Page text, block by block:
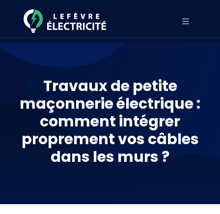
Travaux de petite
maçonnerie électrique :
comment intégrer
proprement vos câbles
dans les murs ?